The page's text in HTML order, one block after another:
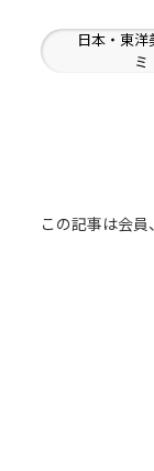
日本・東洋
ミ
この記事は会員